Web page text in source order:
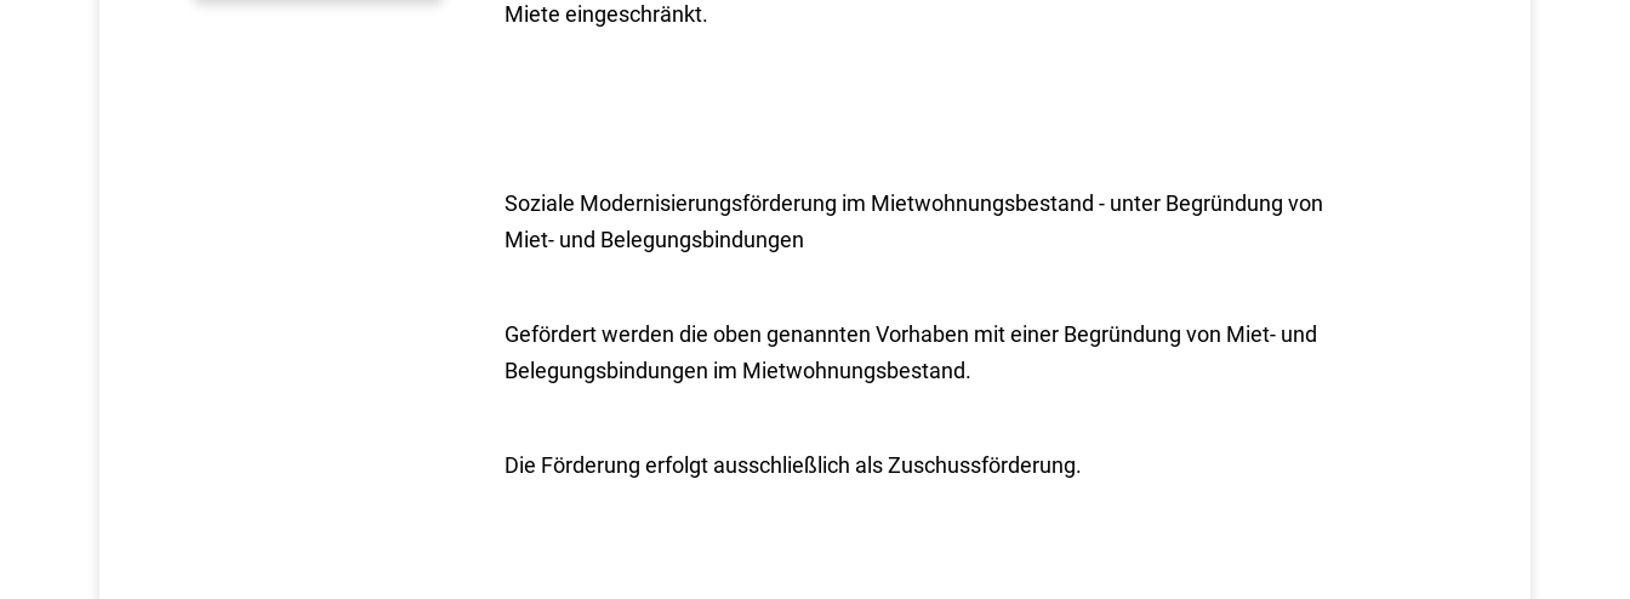
Miete eingeschränkt.
Soziale Modernisierungsförderung im Mietwohnungsbestand - unter Begründung von
Miet- und Belegungsbindungen
Gefördert werden die oben genannten Vorhaben mit einer Begründung von Miet- und
Belegungsbindungen im Mietwohnungsbestand.
Die Förderung erfolgt ausschließlich als Zuschussförderung.